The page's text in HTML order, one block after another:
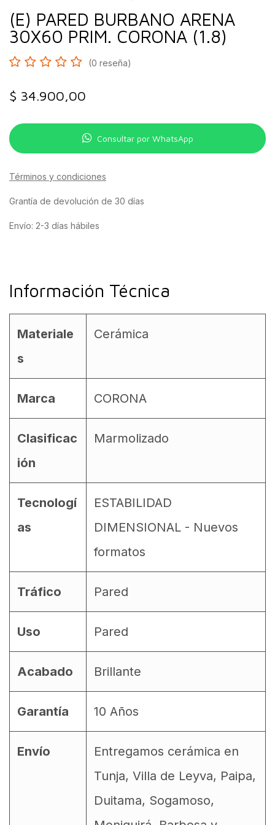
(E) PARED BURBANO ARENA
30X60 PRIM. CORONA (1.8)
(0 reseña)
$ 34.900,00
Consultar por WhatsApp
Términos y condiciones
Grantía de devolución de 30 días
Envío: 2-3 días hábiles
Información Técnica
Materiale
s
Cerámica
Marca CORONA
Clasificac
ión
Marmolizado
Tecnologí
as
ESTABILIDAD
DIMENSIONAL - Nuevos
formatos
Tráfico Pared
Uso Pared
Acabado Brillante
Garantía 10 Años
Envío
Entregamos cerámica en
Tunja, Villa de Leyva, Paipa,
Duitama, Sogamoso,